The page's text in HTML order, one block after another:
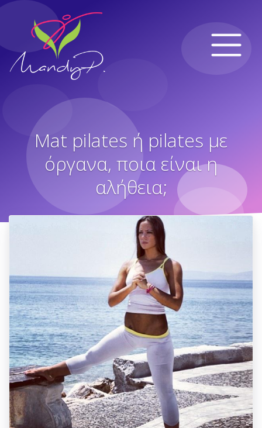
Mat pilates ή pilates με
όργανα, ποια είναι η
αλήθεια;